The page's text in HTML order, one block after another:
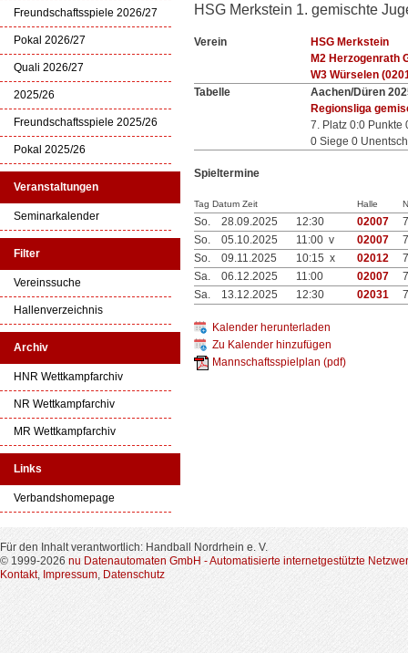
Freundschaftsspiele 2026/27
Pokal 2026/27
Quali 2026/27
2025/26
Freundschaftsspiele 2025/26
Pokal 2025/26
Veranstaltungen
Seminarkalender
Filter
Vereinssuche
Hallenverzeichnis
Archiv
HNR Wettkampfarchiv
NR Wettkampfarchiv
MR Wettkampfarchiv
Links
Verbandshomepage
HSG Merkstein 1. gemischte
Verein
HSG Merkstein
M2 Herzogenrath
W3 Würselen
Tabelle
Aachen/Düren
Regionsliga
7. Platz 0:0 Punkte
0 Siege 0
Spieltermine
Tag Datum Zeit Halle
So. 28.09.2025 12:30 02007
So.
05.10.2025 11:00 v 02007
So.
09.11.2025 10:15 x 02012
Sa.
06.12.2025 11:00 02007
Sa.
13.12.2025 12:30 02031
Kalender herunterladen
Zu Kalender hinzufügen
Mannschaftsspielplan (pdf)
Für den Inhalt verantwortlich: Handball Nordrhein e. V.
© 1999-2026 nu Datenautomaten GmbH - Automatisierte internetgestützte
Kontakt, Impressum, Datenschutz